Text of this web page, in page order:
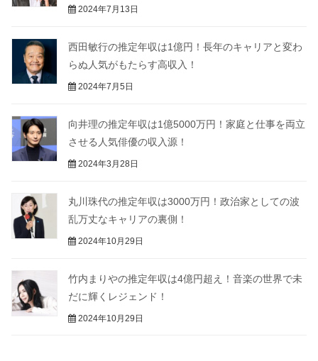
2024年7月13日
西田敏行の推定年収は1億円！長年のキャリアと変わ
らぬ人気がもたらす高収入！
2024年7月5日
向井理の推定年収は1億5000万円！家庭と仕事を両立
させる人気俳優の収入源！
2024年3月28日
丸川珠代の推定年収は3000万円！政治家としての波
乱万丈なキャリアの裏側！
2024年10月29日
竹内まりやの推定年収は4億円超え！音楽の世界で未
だに輝くレジェンド！
2024年10月29日